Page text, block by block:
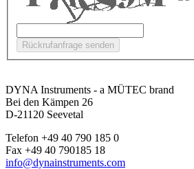
DYNA Instruments - a MÜTEC brand
Bei den Kämpen 26
D-21120 Seevetal
Telefon +49 40 790 185 0
Fax +49 40 790185 18
info@dynainstruments.com